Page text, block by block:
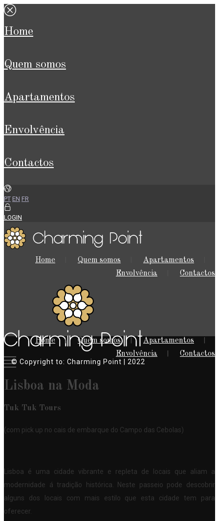
home
quem somos
apartamentos
envolvência
contactos
PT EN FR
LOGIN
Home Quem somos
Apartamentos
Envolvência
Contactos
Home Quem somos
Apartamentos
Envolvência
Contactos
Lisboa na Moda
Tuk Tuk Tours
(com pick up no cais de embarque do Campo das Cebolas)
Lisboa é uma cidade vibrante e repleta de locais que aliam a
modernidade á tradição histórica. Neste passeio pode descobrir
alguns dos locais com mais estilo que esta cidade tem para
oferecer.
© Copyright to: Charming Point | 2022